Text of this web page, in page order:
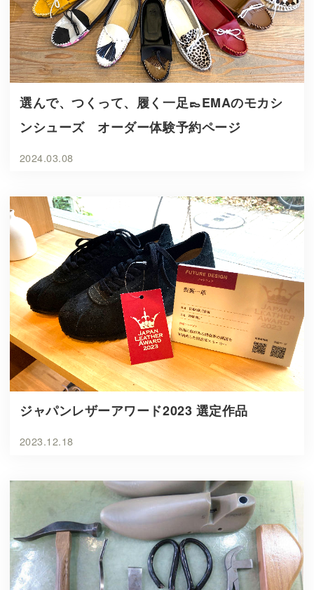
選んで、つくって、履く一足👞EMAのモカシ
ンシューズ オーダー体験予約ページ
2024.03.08
ジャパンレザーアワード2023 選定作品
2023.12.18